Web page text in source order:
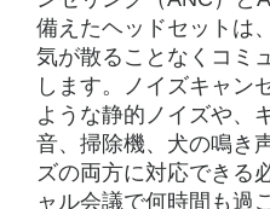
備えたヘッドセットは
気が散ることなくコミ
します。ノイズキャン
ような静的ノイズや、
音、掃除機、犬の鳴き
ズの両方に対応できる
ャル会議で何時間も過